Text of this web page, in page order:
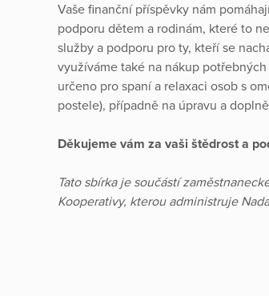
Vaše finanční příspěvky nám
podporu dětem a rodinám, které to
služby a podporu pro ty, kteří se
využíváme také na nákup
určeno pro spaní a relaxaci osob s
postele), případně na úpravu a
Děkujeme vám za vaši štědrost a
Tato sbírka je součástí
Kooperativy, kterou administruje